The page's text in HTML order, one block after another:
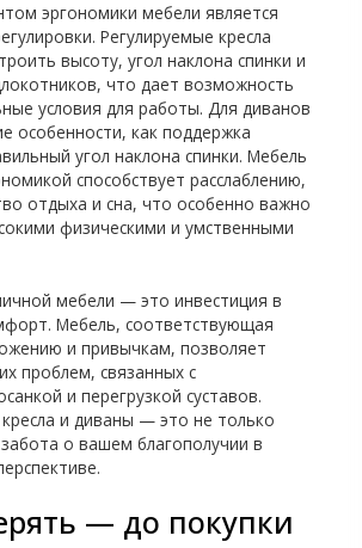
эргономики мебели является
Регулируемые кресла
высоту, угол наклона спинки и
что дает возможность
условия для работы. Для диванов
особенности, как поддержка
угол наклона спинки. Мебель
способствует расслаблению,
отдыха и сна, что особенно важно
физическими и умственными
мебели — это инвестиция в
Мебель, соответствующая
и привычкам, позволяет
проблем, связанных с
и перегрузкой суставов.
и диваны — это не только
о вашем благополучии в
— до покупки